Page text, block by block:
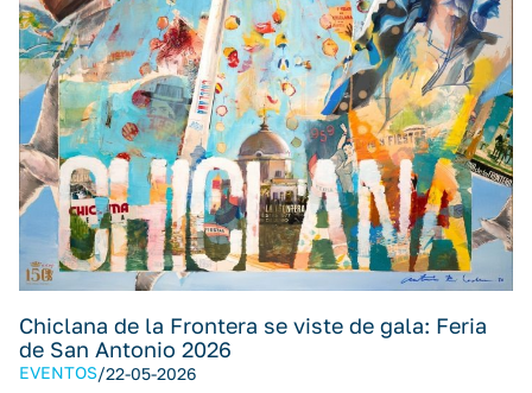
Chiclana de la Frontera se viste de gala: Feria
de San Antonio 2026
EVENTOS/22-05-2026